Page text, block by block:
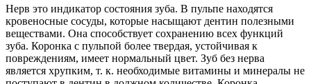
Нерв это индикатор состояния зуба. В пульпе находятся
кровеносные сосуды, которые насыщают дентин полезными
веществами. Она способствует сохранению всех функций
зуба. Коронка с пульпой более твердая, устойчивая к
повреждениям, имеет нормальный цвет. Зуб без нерва
является хрупким, т. к. необходимые витамины и минералы не